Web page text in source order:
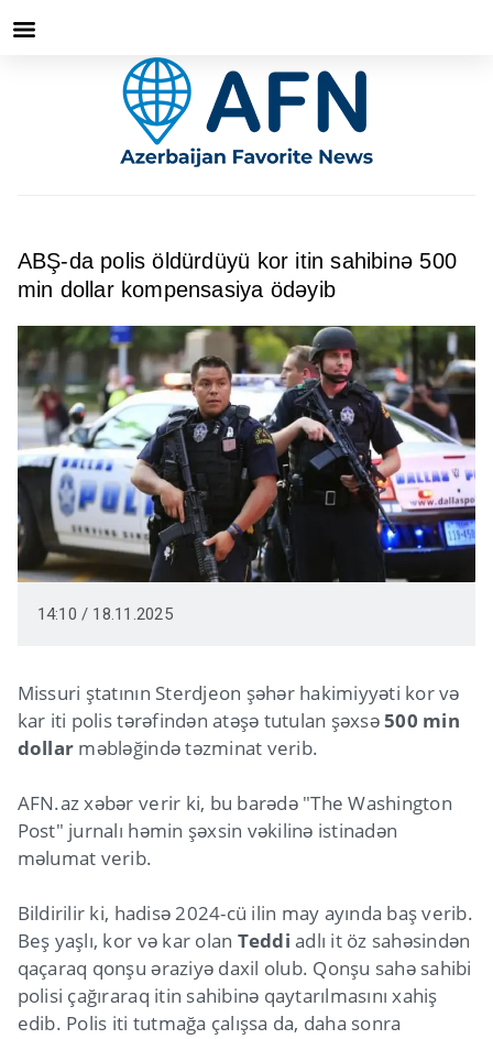
ABŞ-da polis öldürdüyü kor itin sahibinə 500
min dollar kompensasiya ödəyib
14:10 / 18.11.2025
Missuri ştatının Sterdjeon şəhər hakimiyyəti kor və
kar iti polis tərəfindən atəşə tutulan şəxsə500 min
dollar məbləğində təzminat verib.
AFN.az xəbər verir ki, bu barədə "The Washington
Post" jurnalı həmin şəxsin vəkilinə istinadən
məlumat verib.
Bildirilir ki, hadisə 2024-cü ilin may ayında baş verib.
Beş yaşlı, kor və kar olan Teddi adlı it öz sahəsindən
qaçaraq qonşu əraziyə daxil olub. Qonşu sahə sahibi
polisi çağıraraq itin sahibinə qaytarılmasını xahiş
edib. Polis iti tutmağa çalışsa da, daha sonra